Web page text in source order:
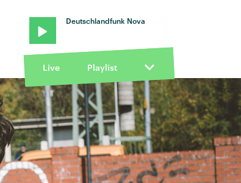
Deutschlandfunk Nova
Live Playlist